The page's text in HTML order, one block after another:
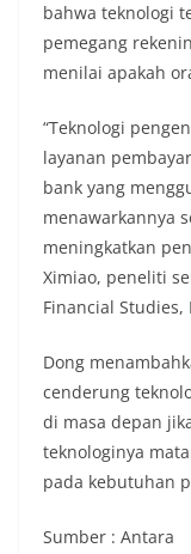
bahwa teknologi
pemegang
menilai apakah
“Teknologi
layanan
bank yang
menawarkannya
meningkatkan
Ximiao, peneliti
Financial
Dong
cenderung
di masa depan
teknologinya
pada kebutuhan
Sumber : Antara